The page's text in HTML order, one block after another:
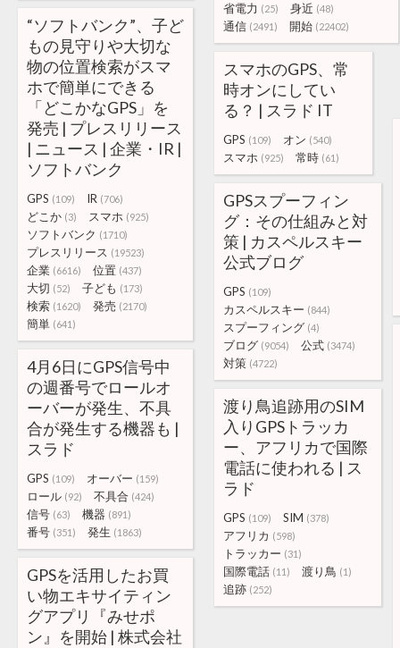
省電力 (25) 身近 (48)
通信 (2491) 開始 (22402)
“ソフトバンク”、子ど
もの見守りや大切な
物の位置検索がスマ
ホで簡単にできる
「どこかなGPS」を
発売 | プレスリリース
| ニュース | 企業・IR |
ソフトバンク
GPS (109) IR (706)
どこか (3) スマホ (925)
ソフトバンク (1710)
プレスリリース (19523)
企業 (6616) 位置 (437)
大切 (52) 子ども (173)
検索 (1620) 発売 (2170)
簡単 (641)
スマホのGPS、常
時オンにしてい
る？ | スラド IT
GPS (109) オン (540)
スマホ (925) 常時 (61)
GPSスプーフィン
グ：その仕組みと対
策 | カスペルスキー
公式ブログ
GPS (109)
カスペルスキー (844)
スプーフィング (4)
ブログ (9054) 公式 (3474)
対策 (4722)
4月6日にGPS信号中
の週番号でロールオ
ーバーが発生、不具
合が発生する機器も |
スラド
GPS (109) オーバー (159)
ロール (92) 不具合 (424)
信号 (63) 機器 (891)
番号 (351) 発生 (1863)
GPSを活用したお買
い物エキサイティン
グアプリ『みせポ
ン』を開始 | 株式会社
渡り鳥追跡用のSIM
入りGPSトラッカ
ー、アフリカで国際
電話に使われる | ス
ラド
GPS (109) SIM (378)
アフリカ (598)
トラッカー (31)
国際電話 (11) 渡り鳥 (1)
追跡 (252)